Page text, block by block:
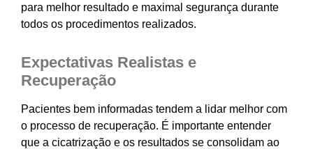
para melhor resultado e maximal segurança durante
todos os procedimentos realizados.
Expectativas Realistas e
Recuperação
Pacientes bem informadas tendem a lidar melhor com
o processo de recuperação. É importante entender
que a cicatrização e os resultados se consolidam ao